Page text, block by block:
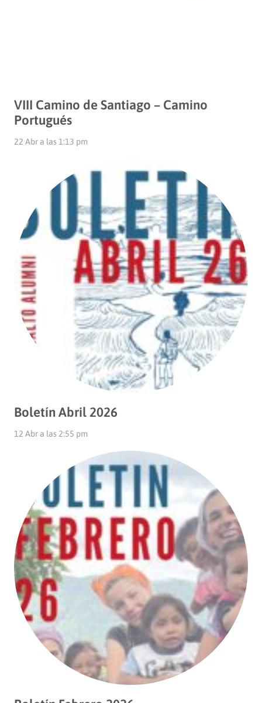
VIII Camino de Santiago – Camino
Portugués
22 Abr a las 1:13 pm
Boletín Abril 2026
12 Abr a las 2:55 pm